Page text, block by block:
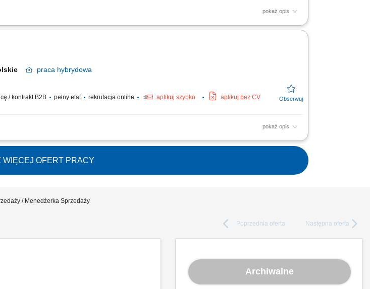
pokaż opis
(zakłady produkcyjne, branża spożywcza, HoReCa) na powierzonym terenie (woj.
praca hybrydowa
/ kontrakt B2B pełny etat rekrutacja online aplikuj szybko aplikuj bez CV
pokaż opis
(zakłady produkcyjne, branża spożywcza, HoReCa) na powierzonym terenie (woj.
WIĘCEJ OFERT PRACY
/ Menedżerka Sprzedaży
Poprzednia oferta Następna oferta
Archiwalne